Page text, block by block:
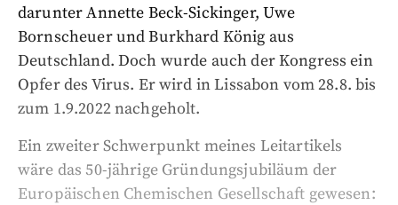
darunter Annette Beck-Sickinger, Uwe
Bornscheuer und Burkhard König aus
Deutschland. Doch wurde auch der Kongress ein
Opfer des Virus. Er wird in Lissabon vom 28.8. bis
zum 1.9.2022 nachgeholt.
Ein zweiter Schwerpunkt meines Leitartikels
wäre das 50-jährige Gründungsjubiläum der
Europäischen Chemischen Gesellschaft gewesen: